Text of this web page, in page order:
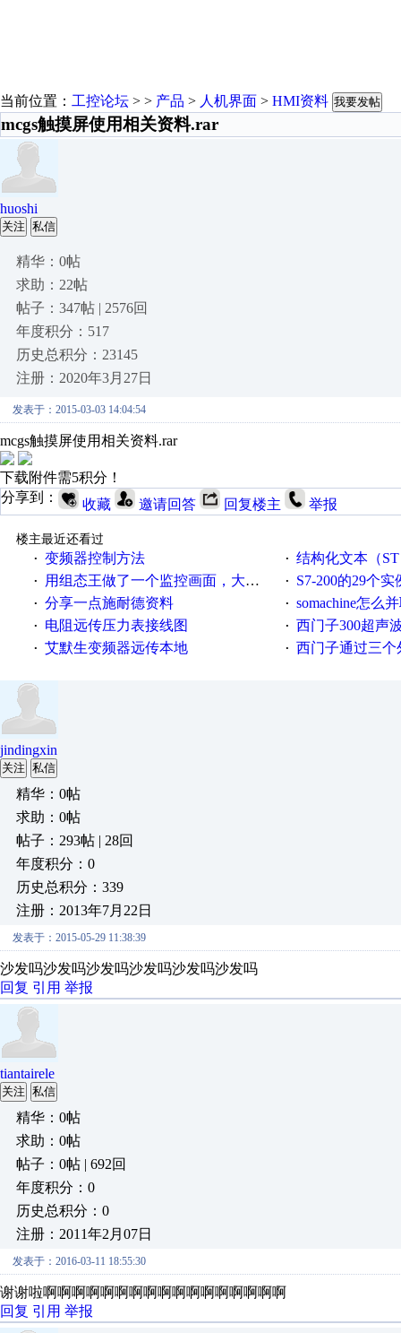
当前位置： 工控论坛 > > 产品 > 人机界面 > HMI资料 我要发帖
mcgs触摸屏使用相关资料.rar
huoshi
关注 私信
精华：0帖
求助：22帖
帖子：347帖 | 2576回
年度积分：517
历史总积分：23145
注册：2020年3月27日
发表于：2015-03-03 14:04:54
mcgs触摸屏使用相关资料.rar
下载附件需5积分！
分享到：
收藏 邀请回答 回复楼主 举报
楼主最近还看过
· 变频器控制方法 · 结构化文本（ST）写的
· 用组态王做了一个监控画面，大家给点意见 · S7-200的29个实
· 分享一点施耐德资料 · somachine怎么
· 电阻远传压力表接线图 · 西门子300超声波
· 艾默生变频器远传本地 · 西门子通过三个外
jindingxin
关注 私信
精华：0帖
求助：0帖
帖子：293帖 | 28回
年度积分：0
历史总积分：339
注册：2013年7月22日
发表于：2015-05-29 11:38:39
沙发吗沙发吗沙发吗沙发吗沙发吗沙发吗
回复 引用 举报
tiantairele
关注 私信
精华：0帖
求助：0帖
帖子：0帖 | 692回
年度积分：0
历史总积分：0
注册：2011年2月07日
发表于：2016-03-11 18:55:30
谢谢啦啊啊啊啊啊啊啊啊啊啊啊啊啊啊啊啊啊
回复 引用 举报